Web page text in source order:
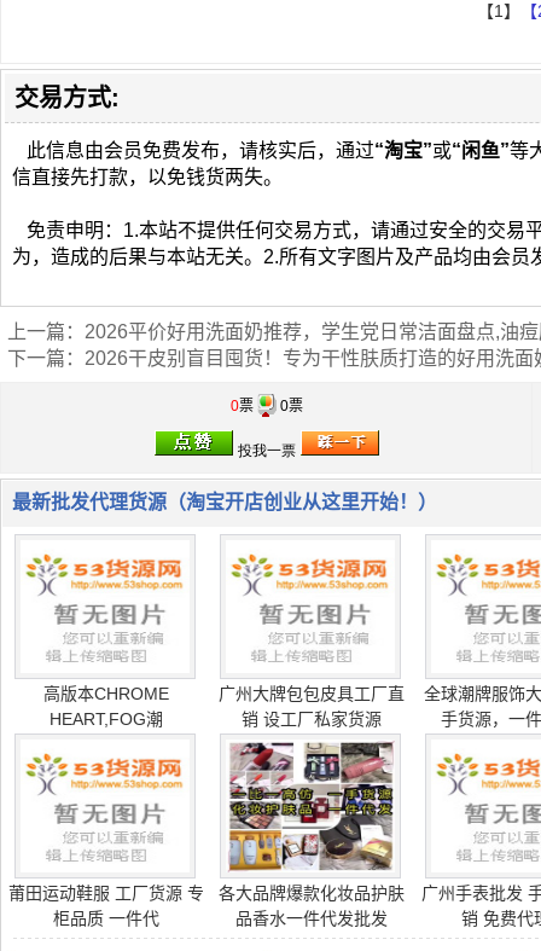
【1】
交易方式:
此信息由会员免费发布，请核实后，通过“淘宝”或“闲鱼”等
信直接先打款，以免钱货两失。
免责申明：1.本站不提供任何交易方式，请通过安全的交易
为，造成的后果与本站无关。2.所有文字图片及产品均由会
上一篇： 2026平价好用洗面奶推荐，学生党日常洁面盘点,油
下一篇： 2026干皮别盲目囤货！专为干性肤质打造的好用洗面
0票 0票
最新批发代理货源（淘宝开店创业从这里开始！）
高版本CHROME
HEART,FOG潮
广州大牌包包皮具工厂直
销 设工厂私家货源
全球潮牌服饰
手货源，一
莆田运动鞋服 工厂货源 专
柜品质 一件代
各大品牌爆款化妆品护肤
品香水一件代发批发
广州手表批发
销 免费代